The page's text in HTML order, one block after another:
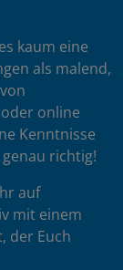
kaum eine
als malend,
online
Kenntnisse
richtig!
auf
mit einem
der Euch